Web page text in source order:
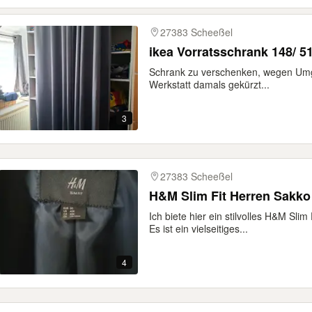
3
27383 Scheeßel
ikea Vorratsschrank 148/
Schrank zu verschenken, wegen
Werkstatt damals gekürzt...
4
27383 Scheeßel
H&M Slim Fit Herren
Ich biete hier ein stilvolles H&M
Es ist ein vielseitiges...